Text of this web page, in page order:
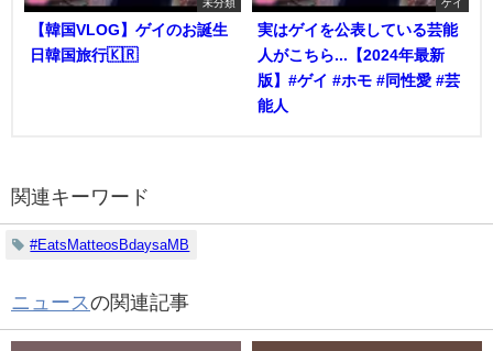
【韓国VLOG】ゲイのお誕生
日韓国旅行🇰🇷
実はゲイを公表している芸能
人がこちら...【2024年最新
版】#ゲイ #ホモ #同性愛 #芸
能人
関連キーワード
#EatsMatteosBdaysaMB
ニュースの関連記事